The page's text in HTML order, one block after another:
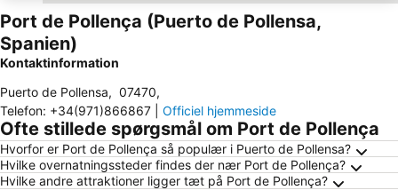
Port de Pollença (Puerto de Pollensa,
Spanien)
Kontaktinformation
Puerto de Pollensa, 07470,
Telefon: +34(971)866867 Officiel hjemmeside
Ofte stillede spørgsmål om Port de Pollença
Hvorfor er Port de Pollença så populær i Puerto de Pollensa?
Hvilke overnatningssteder findes der nær Port de Pollença?
Hvilke andre attraktioner ligger tæt på Port de Pollença?